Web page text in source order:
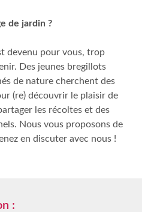
de jardin ?
devenu pour vous, trop
Des jeunes bregillots
de nature cherchent des
(re) découvrir le plaisir de
les récoltes et des
Nous vous proposons de
en discuter avec nous !
: